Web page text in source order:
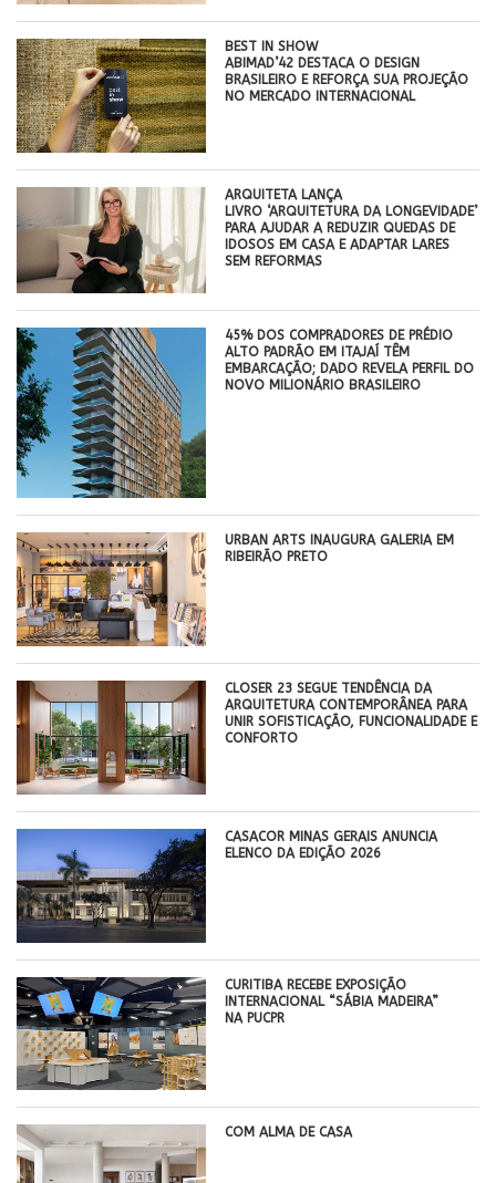
BEST IN SHOW
ABIMAD’42 DESTACA O DESIGN
BRASILEIRO E REFORÇA SUA PROJEÇÃO
NO MERCADO INTERNACIONAL
ARQUITETA LANÇA
LIVRO ‘ARQUITETURA DA LONGEVIDADE’
PARA AJUDAR A REDUZIR QUEDAS DE
IDOSOS EM CASA E ADAPTAR LARES
SEM REFORMAS
45% DOS COMPRADORES DE PRÉDIO
ALTO PADRÃO EM ITAJAÍ TÊM
EMBARCAÇÃO; DADO REVELA PERFIL DO
NOVO MILIONÁRIO BRASILEIRO
​URBAN ARTS INAUGURA GALERIA EM
RIBEIRÃO PRETO
CLOSER 23 SEGUE TENDÊNCIA DA
ARQUITETURA CONTEMPORÂNEA PARA
UNIR SOFISTICAÇÃO, FUNCIONALIDADE E
CONFORTO
CASACOR MINAS GERAIS ANUNCIA
ELENCO DA EDIÇÃO 2026
CURITIBA RECEBE EXPOSIÇÃO
INTERNACIONAL “SÁBIA MADEIRA”
NA PUCPR
COM ALMA DE CASA